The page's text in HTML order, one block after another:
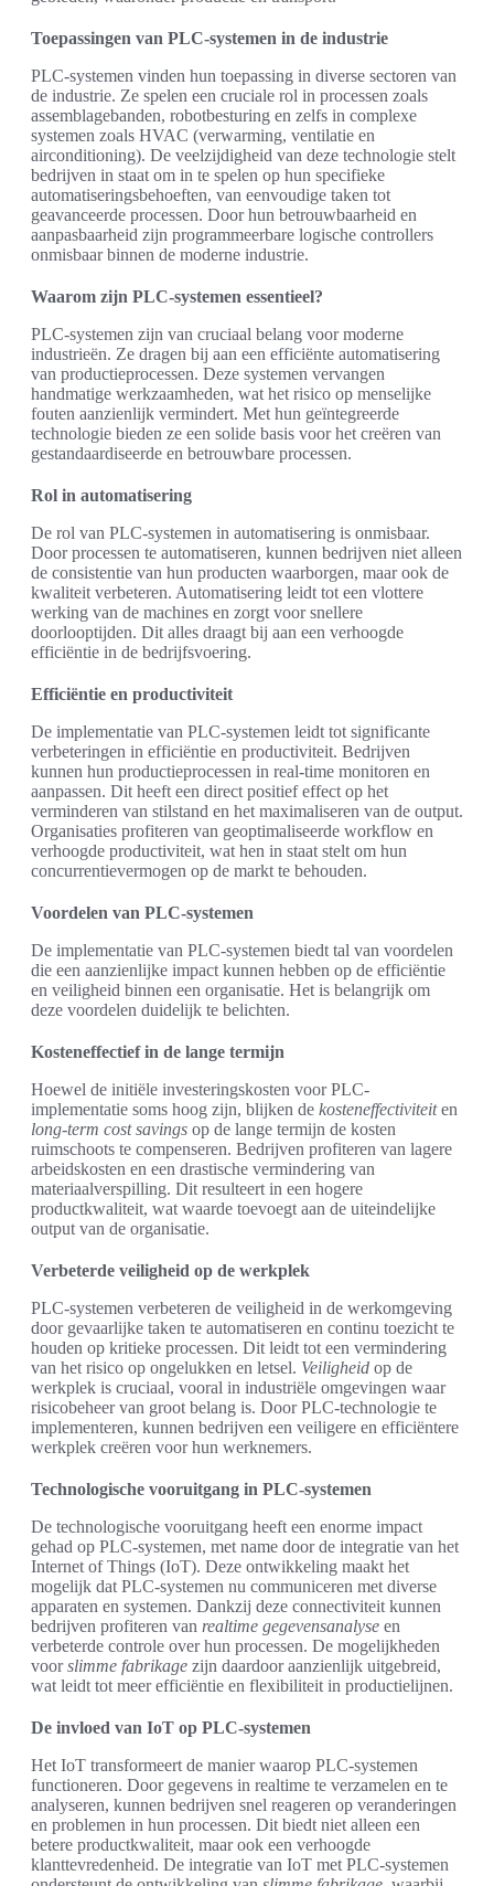
Toepassingen van PLC-systemen in de industrie
PLC-systemen vinden hun toepassing in diverse sectoren van
de industrie. Ze spelen een cruciale rol in processen zoals
assemblagebanden, robotbesturing en zelfs in complexe
systemen zoals HVAC (verwarming, ventilatie en
airconditioning). De veelzijdigheid van deze technologie stelt
bedrijven in staat om in te spelen op hun specifieke
automatiseringsbehoeften, van eenvoudige taken tot
geavanceerde processen. Door hun betrouwbaarheid en
aanpasbaarheid zijn programmeerbare logische controllers
onmisbaar binnen de moderne industrie.
Waarom zijn PLC-systemen essentieel?
PLC-systemen zijn van cruciaal belang voor moderne
industrieën. Ze dragen bij aan een efficiënte automatisering
van productieprocessen. Deze systemen vervangen
handmatige werkzaamheden, wat het risico op menselijke
fouten aanzienlijk vermindert. Met hun geïntegreerde
technologie bieden ze een solide basis voor het creëren van
gestandaardiseerde en betrouwbare processen.
Rol in automatisering
De rol van PLC-systemen in automatisering is onmisbaar.
Door processen te automatiseren, kunnen bedrijven niet alleen
de consistentie van hun producten waarborgen, maar ook de
kwaliteit verbeteren. Automatisering leidt tot een vlottere
werking van de machines en zorgt voor snellere
doorlooptijden. Dit alles draagt bij aan een verhoogde
efficiëntie in de bedrijfsvoering.
Efficiëntie en productiviteit
De implementatie van PLC-systemen leidt tot significante
verbeteringen in efficiëntie en productiviteit. Bedrijven
kunnen hun productieprocessen in real-time monitoren en
aanpassen. Dit heeft een direct positief effect op het
verminderen van stilstand en het maximaliseren van de output.
Organisaties profiteren van geoptimaliseerde workflow en
verhoogde productiviteit, wat hen in staat stelt om hun
concurrentievermogen op de markt te behouden.
Voordelen van PLC-systemen
De implementatie van PLC-systemen biedt tal van voordelen
die een aanzienlijke impact kunnen hebben op de efficiëntie
en veiligheid binnen een organisatie. Het is belangrijk om
deze voordelen duidelijk te belichten.
Kosteneffectief in de lange termijn
Hoewel de initiële investeringskosten voor PLC-
implementatie soms hoog zijn, blijken de kosteneffectiviteiten
long-term cost savings op de lange termijn de kosten
ruimschoots te compenseren. Bedrijven profiteren van lagere
arbeidskosten en een drastische vermindering van
materiaalverspilling. Dit resulteert in een hogere
productkwaliteit, wat waarde toevoegt aan de uiteindelijke
output van de organisatie.
Verbeterde veiligheid op de werkplek
PLC-systemen verbeteren de veiligheid in de werkomgeving
door gevaarlijke taken te automatiseren en continu toezicht te
houden op kritieke processen. Dit leidt tot een vermindering
van het risico op ongelukken en letsel. Veiligheid op de
werkplek is cruciaal, vooral in industriële omgevingen waar
risicobeheer van groot belang is. Door PLC-technologie te
implementeren, kunnen bedrijven een veiligere en efficiëntere
werkplek creëren voor hun werknemers.
Technologische vooruitgang in PLC-systemen
De technologische vooruitgang heeft een enorme impact
gehad op PLC-systemen, met name door de integratie van het
Internet of Things (IoT). Deze ontwikkeling maakt het
mogelijk dat PLC-systemen nu communiceren met diverse
apparaten en systemen. Dankzij deze connectiviteit kunnen
bedrijven profiteren van realtime gegevensanalyse en
verbeterde controle over hun processen. De mogelijkheden
voorslimme fabrikage zijn daardoor aanzienlijk uitgebreid,
wat leidt tot meer efficiëntie en flexibiliteit in productielijnen.
De invloed van IoT op PLC-systemen
Het IoT transformeert de manier waarop PLC-systemen
functioneren. Door gegevens in realtime te verzamelen en te
analyseren, kunnen bedrijven snel reageren op veranderingen
en problemen in hun processen. Dit biedt niet alleen een
betere productkwaliteit, maar ook een verhoogde
klanttevredenheid. De integratie van IoT met PLC-systemen